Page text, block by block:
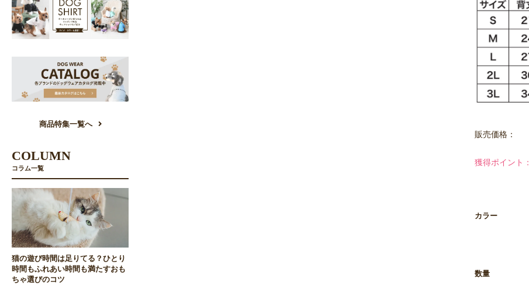
販売価格：
獲得ポイント：
カラー
数量
カートへ進む
商品特集一覧へ
COLUMN
コラム一覧
猫の遊び時間は足りてる？ひとり
時間もふれあい時間も満たすおも
ちゃ選びのコツ